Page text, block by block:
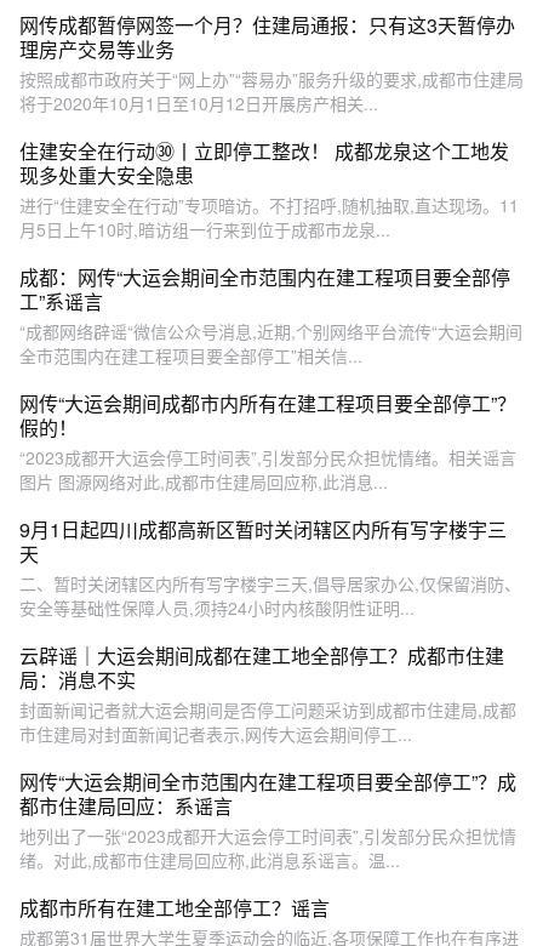
网传成都暂停网签一个月？住建局通报：只有这3天暂停办
理房产交易等业务
按照成都市政府关于“网上办”“蓉易办”服务升级的要求,成都市住建局
将于2020年10月1日至10月12日开展房产相关...
住建安全在行动㉚丨立即停工整改！ 成都龙泉这个工地发
现多处重大安全隐患
进行“住建安全在行动”专项暗访。不打招呼,随机抽取,直达现场。11
月5日上午10时,暗访组一行来到位于成都市龙泉...
成都：网传“大运会期间全市范围内在建工程项目要全部停
工”系谣言
“成都网络辟谣“微信公众号消息,近期,个别网络平台流传“大运会期间
全市范围内在建工程项目要全部停工”相关信...
网传“大运会期间成都市内所有在建工程项目要全部停工”？
假的！
“2023成都开大运会停工时间表”,引发部分民众担忧情绪。相关谣言
图片 图源网络对此,成都市住建局回应称,此消息...
9月1日起四川成都高新区暂时关闭辖区内所有写字楼宇三
天
二、暂时关闭辖区内所有写字楼宇三天,倡导居家办公,仅保留消防、
安全等基础性保障人员,须持24小时内核酸阴性证明...
云辟谣｜大运会期间成都在建工地全部停工？成都市住建
局：消息不实
封面新闻记者就大运会期间是否停工问题采访到成都市住建局,成都
市住建局对封面新闻记者表示,网传大运会期间停工...
网传“大运会期间全市范围内在建工程项目要全部停工”？成
都市住建局回应：系谣言
地列出了一张“2023成都开大运会停工时间表”,引发部分民众担忧情
绪。对此,成都市住建局回应称,此消息系谣言。温...
成都市所有在建工地全部停工？谣言
成都第31届世界大学生夏季运动会的临近,各项保障工作也在有序进